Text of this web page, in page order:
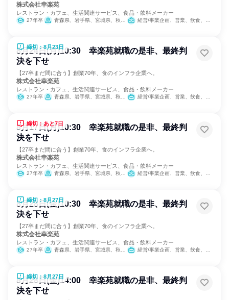
株式会社幸楽苑
レストラン・カフェ、生活関連サービス、食品・飲料メーカー
27年卒 青森県、岩手県、宮城県、秋田県、山形県、福島県、茨城県、栃木県、群馬県、埼玉県、千葉県、東京都、神奈川県、新潟県、山梨県、長野県、静岡県 経営/事業企画、営業、飲食、小売販売/流通、製造・生産工程、SCM/生産管理/購買/物流、人事、広報/IR、商品企画、マーケティング・広告・宣伝、カスタマーサクセス
締切：8月23日
8月24日(月)10:30 幸楽苑就職の是非、最終判
決を下せ
【27卒まだ間に合う】創業70年、食のインフラ企業へ。
株式会社幸楽苑
レストラン・カフェ、生活関連サービス、食品・飲料メーカー
27年卒 青森県、岩手県、宮城県、秋田県、山形県、福島県、茨城県、栃木県、群馬県、埼玉県、千葉県、東京都、神奈川県、新潟県、山梨県、長野県、静岡県 経営/事業企画、営業、飲食、小売販売/流通、製造・生産工程、SCM/生産管理/購買/物流、人事、広報/IR、商品企画、マーケティング・広告・宣伝、カスタマーサクセス
締切：あと7日
8月17日(月)10:30 幸楽苑就職の是非、最終判
決を下せ
【27卒まだ間に合う】創業70年、食のインフラ企業へ。
株式会社幸楽苑
レストラン・カフェ、生活関連サービス、食品・飲料メーカー
27年卒 青森県、岩手県、宮城県、秋田県、山形県、福島県、茨城県、栃木県、群馬県、埼玉県、千葉県、東京都、神奈川県、新潟県、山梨県、長野県、静岡県 経営/事業企画、営業、飲食、小売販売/流通、製造・生産工程、SCM/生産管理/購買/物流、人事、広報/IR、商品企画、マーケティング・広告・宣伝、カスタマーサクセス
締切：8月27日
8月28日(金)10:30 幸楽苑就職の是非、最終判
決を下せ
【27卒まだ間に合う】創業70年、食のインフラ企業へ。
株式会社幸楽苑
レストラン・カフェ、生活関連サービス、食品・飲料メーカー
27年卒 青森県、岩手県、宮城県、秋田県、山形県、福島県、茨城県、栃木県、群馬県、埼玉県、千葉県、東京都、神奈川県、新潟県、山梨県、長野県、静岡県 経営/事業企画、営業、飲食、小売販売/流通、製造・生産工程、SCM/生産管理/購買/物流、人事、広報/IR、商品企画、マーケティング・広告・宣伝、カスタマーサクセス
締切：8月27日
8月28日(金)14:00 幸楽苑就職の是非、最終判
決を下せ